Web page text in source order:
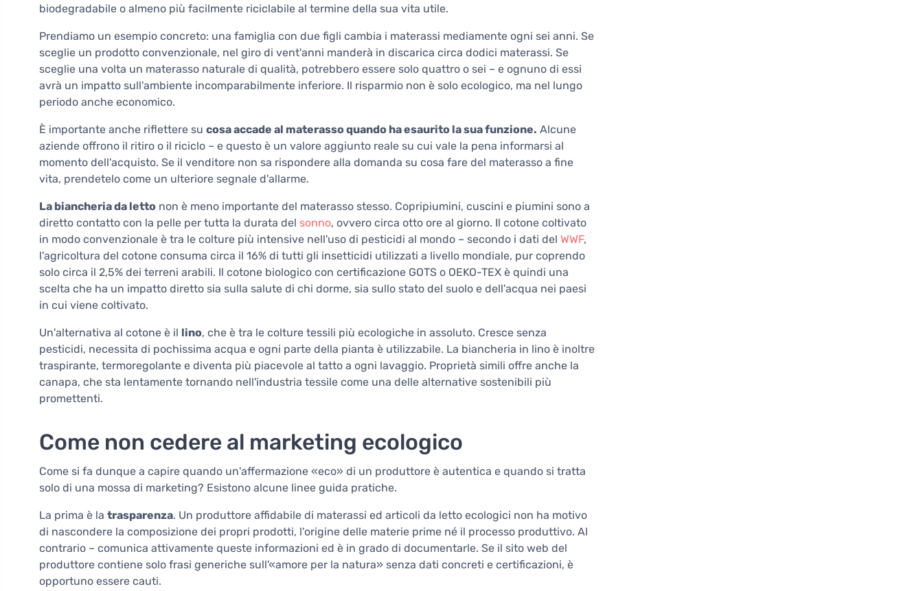
biodegradabile o almeno più facilmente riciclabile al termine della sua vita utile.
Prendiamo un esempio concreto: una famiglia con due figli cambia i materassi mediamente ogni sei anni. Se
sceglie un prodotto convenzionale, nel giro di vent'anni manderà in discarica circa dodici materassi. Se
sceglie una volta un materasso naturale di qualità, potrebbero essere solo quattro o sei – e ognuno di essi
avrà un impatto sull'ambiente incomparabilmente inferiore. Il risparmio non è solo ecologico, ma nel lungo
periodo anche economico.
È importante anche riflettere su cosa accade al materasso quando ha esaurito la sua funzione. Alcune
aziende offrono il ritiro o il riciclo – e questo è un valore aggiunto reale su cui vale la pena informarsi al
momento dell'acquisto. Se il venditore non sa rispondere alla domanda su cosa fare del materasso a fine
vita, prendetelo come un ulteriore segnale d'allarme.
La biancheria da letto non è meno importante del materasso stesso. Copripiumini, cuscini e piumini sono a
diretto contatto con la pelle per tutta la durata del sonno, ovvero circa otto ore al giorno. Il cotone coltivato
in modo convenzionale è tra le colture più intensive nell'uso di pesticidi al mondo – secondo i dati del WWF,
l'agricoltura del cotone consuma circa il 16% di tutti gli insetticidi utilizzati a livello mondiale, pur coprendo
solo circa il 2,5% dei terreni arabili. Il cotone biologico con certificazione GOTS o OEKO-TEX è quindi una
scelta che ha un impatto diretto sia sulla salute di chi dorme, sia sullo stato del suolo e dell'acqua nei paesi
in cui viene coltivato.
Un'alternativa al cotone è il lino, che è tra le colture tessili più ecologiche in assoluto. Cresce senza
pesticidi, necessita di pochissima acqua e ogni parte della pianta è utilizzabile. La biancheria in lino è inoltre
traspirante, termoregolante e diventa più piacevole al tatto a ogni lavaggio. Proprietà simili offre anche la
canapa, che sta lentamente tornando nell'industria tessile come una delle alternative sostenibili più
promettenti.
Come non cedere al marketing ecologico
Come si fa dunque a capire quando un'affermazione «eco» di un produttore è autentica e quando si tratta
solo di una mossa di marketing? Esistono alcune linee guida pratiche.
La prima è la trasparenza. Un produttore affidabile di materassi ed articoli da letto ecologici non ha motivo
di nascondere la composizione dei propri prodotti, l'origine delle materie prime né il processo produttivo. Al
contrario – comunica attivamente queste informazioni ed è in grado di documentarle. Se il sito web del
produttore contiene solo frasi generiche sull'«amore per la natura» senza dati concreti e certificazioni, è
opportuno essere cauti.